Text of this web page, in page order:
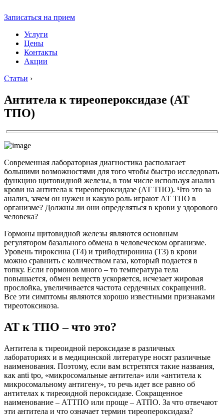
Записаться на прием
Услуги
Цены
Контакты
Акции
Статьи ›
Антитела к тиреопероксидазе (АТ
ТПО)
Современная лабораторная диагностика располагает
большими возможностями для того чтобы быстро исследовать
функцию щитовидной железы, в том числе используя анализ
крови на антитела к тиреопероксидазе (АТ ТПО). Что это за
анализ, зачем он нужен и какую роль играют АТ ТПО в
организме? Должны ли они определяться в крови у здорового
человека?
Гормоны щитовидной железы являются основным
регулятором базального обмена в человеческом организме.
Уровень тироксина (Т4) и трийодтиронина (Т3) в крови
можно сравнить с количеством газа, который подается в
топку. Если гормонов много – то температура тела
повышается, обмен веществ ускоряется, исчезает жировая
прослойка, увеличивается частота сердечных сокращений.
Все эти симптомы являются хорошо известными признаками
тиреотоксикоза.
АТ к ТПО – что это?
Антитела к тиреоидной пероксидазе в различных
лабораториях и в медицинской литературе носят различные
наименования. Поэтому, если вам встретятся такие названия,
как anti tpo, «микросомальные антитела» или «антитела к
микросомальному антигену», то речь идет все равно об
антителах к тиреоидной пероксидазе. Сокращенное
наименование – АТТПО или проще – АТПО. За что отвечают
эти антитела и что означает термин тиреопероксидаза?